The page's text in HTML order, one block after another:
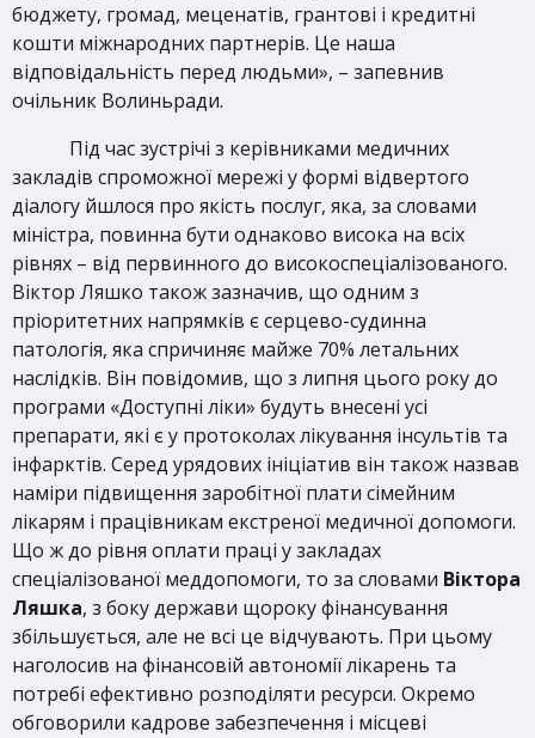
бюджету, громад, меценатів, грантові і кредитні
кошти міжнародних партнерів. Це наша
відповідальність перед людьми», – запевнив
очільник Волиньради.
Під час зустрічі з керівниками медичних
закладів спроможної мережі у формі відвертого
діалогу йшлося про якість послуг, яка, за словами
міністра, повинна бути однаково висока на всіх
рівнях – від первинного до високоспеціалізованого.
Віктор Ляшко також зазначив, що одним з
пріоритетних напрямків є серцево-судинна
патологія, яка спричиняє майже 70% летальних
наслідків. Він повідомив, що з липня цього року до
програми «Доступні ліки» будуть внесені усі
препарати, які є у протоколах лікування інсультів та
інфарктів. Серед урядових ініціатив він також назвав
наміри підвищення заробітної плати сімейним
лікарям і працівникам екстреної медичної допомоги.
Що ж до рівня оплати праці у закладах
спеціалізованої меддопомоги, то за словами Віктора
Ляшка, з боку держави щороку фінансування
збільшується, але не всі це відчувають. При цьому
наголосив на фінансовій автономії лікарень та
потребі ефективно розподіляти ресурси. Окремо
обговорили кадрове забезпечення і місцеві